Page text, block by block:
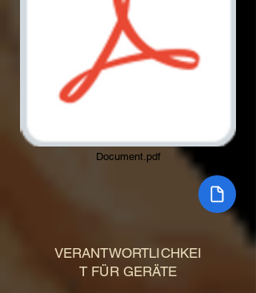
Document.pdf
VERANTWORTLICHKEI
T FÜR GERÄTE